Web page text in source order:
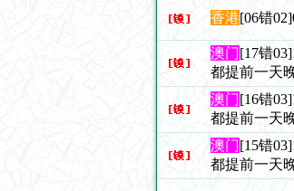
香港[06错
澳门[17错
都提前一天
澳门[16错
都提前一天
澳门[15错
都提前一天